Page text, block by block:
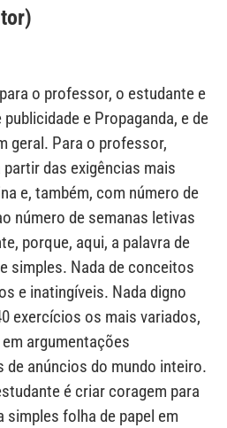
o professor, o estudante e
e Propaganda, e de
geral. Para o professor,
das exigências mais
e, também, com número de
número de semanas letivas
porque, aqui, a palavra de
simples. Nada de conceitos
e inatingíveis. Nada digno
exercícios os mais variados,
argumentações
de anúncios do mundo inteiro.
é criar coragem para
simples folha de papel em